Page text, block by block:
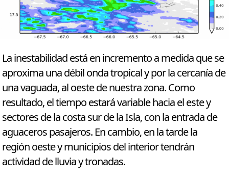
La inestabilidad está en incremento a medida que se
aproxima una débil onda tropical y por la cercanía de
una vaguada, al oeste de nuestra zona. Como
resultado, el tiempo estará variable hacia el este y
sectores de la costa sur de la Isla, con la entrada de
aguaceros pasajeros. En cambio, en la tarde la
región oeste y municipios del interior tendrán
actividad de lluvia y tronadas.